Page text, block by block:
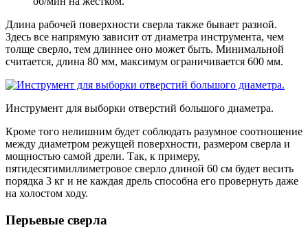
Длина рабочей поверхности сверла также бывает разной.
Здесь все напрямую зависит от диаметра инструмента, чем
толще сверло, тем длиннее оно может быть. Минимальной
считается, длина 80 мм, максимум ограничивается 600 мм.
Инструмент для выборки отверстий большого диаметра.
Кроме того нелишним будет соблюдать разумное соотношение
между диаметром режущей поверхности, размером сверла и
мощностью самой дрели. Так, к примеру,
пятидесятимиллиметровое сверло длиной 60 см будет весить
порядка 3 кг и не каждая дрель способна его провернуть даже
на холостом ходу.
Перьевые сверла